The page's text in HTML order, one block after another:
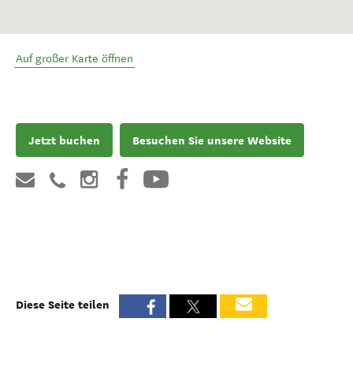
Auf großer Karte öffnen
Jetzt buchen Besuchen Sie unsere Website
Diese Seite teilen